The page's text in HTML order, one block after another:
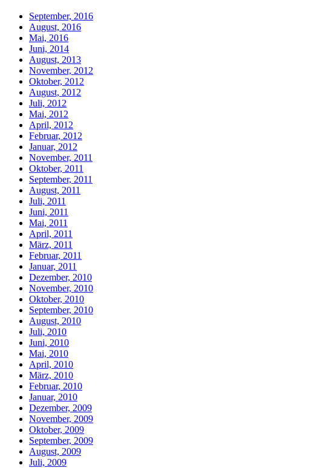
September, 2016
August, 2016
Mai, 2016
Juni, 2014
August, 2013
November, 2012
Oktober, 2012
August, 2012
Juli, 2012
Mai, 2012
April, 2012
Februar, 2012
Januar, 2012
November, 2011
Oktober, 2011
September, 2011
August, 2011
Juli, 2011
Juni, 2011
Mai, 2011
April, 2011
März, 2011
Februar, 2011
Januar, 2011
Dezember, 2010
November, 2010
Oktober, 2010
September, 2010
August, 2010
Juli, 2010
Juni, 2010
Mai, 2010
April, 2010
März, 2010
Februar, 2010
Januar, 2010
Dezember, 2009
November, 2009
Oktober, 2009
September, 2009
August, 2009
Juli, 2009